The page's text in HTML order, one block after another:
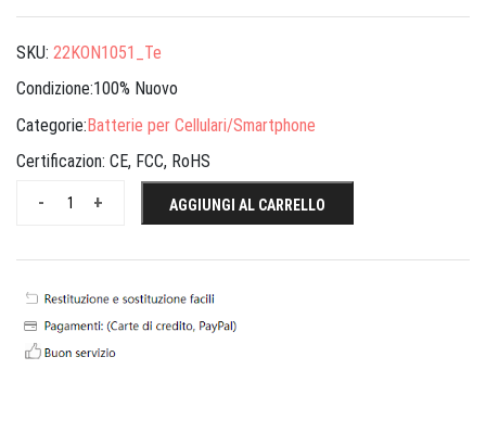
SKU: 22KON1051_Te
Condizione:100% Nuovo
Categorie:Batterie per Cellulari/Smartphone
Certificazion: CE, FCC, RoHS
+
- AGGIUNGI AL CARRELLO